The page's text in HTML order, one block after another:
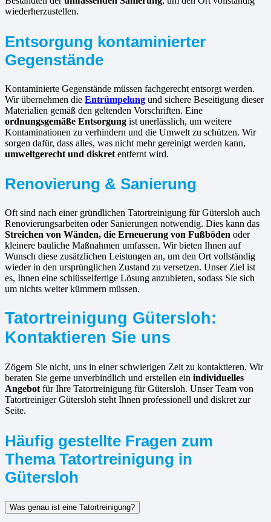
wiederherzustellen.
Entsorgung kontaminierter
Gegenstände
Kontaminierte Gegenstände müssen fachgerecht entsorgt werden.
Wir übernehmen die Entrümpelung und sichere Beseitigung dieser
Materialien gemäß den geltenden Vorschriften. Eine
ordnungsgemäße Entsorgung ist unerlässlich, um weitere
Kontaminationen zu verhindern und die Umwelt zu schützen. Wir
sorgen dafür, dass alles, was nicht mehr gereinigt werden kann,
umweltgerecht und diskret entfernt wird.
Renovierung & Sanierung
Oft sind nach einer gründlichen Tatortreinigung für Gütersloh auch
Renovierungsarbeiten oder Sanierungen notwendig. Dies kann das
Streichen von Wänden, die Erneuerung von Fußböden oder
kleinere bauliche Maßnahmen umfassen. Wir bieten Ihnen auf
Wunsch diese zusätzlichen Leistungen an, um den Ort vollständig
wieder in den ursprünglichen Zustand zu versetzen. Unser Ziel ist
es, Ihnen eine schlüsselfertige Lösung anzubieten, sodass Sie sich
um nichts weiter kümmern müssen.
Tatortreinigung Gütersloh:
Kontaktieren Sie uns
Zögern Sie nicht, uns in einer schwierigen Zeit zu kontaktieren. Wir
beraten Sie gerne unverbindlich und erstellen ein individuelles
Angebot für Ihre Tatortreinigung für Gütersloh. Unser Team von
Tatortreiniger Gütersloh steht Ihnen professionell und diskret zur
Seite.
Häufig gestellte Fragen zum
Thema Tatortreinigung in
Gütersloh
Was genau ist eine Tatortreinigung?